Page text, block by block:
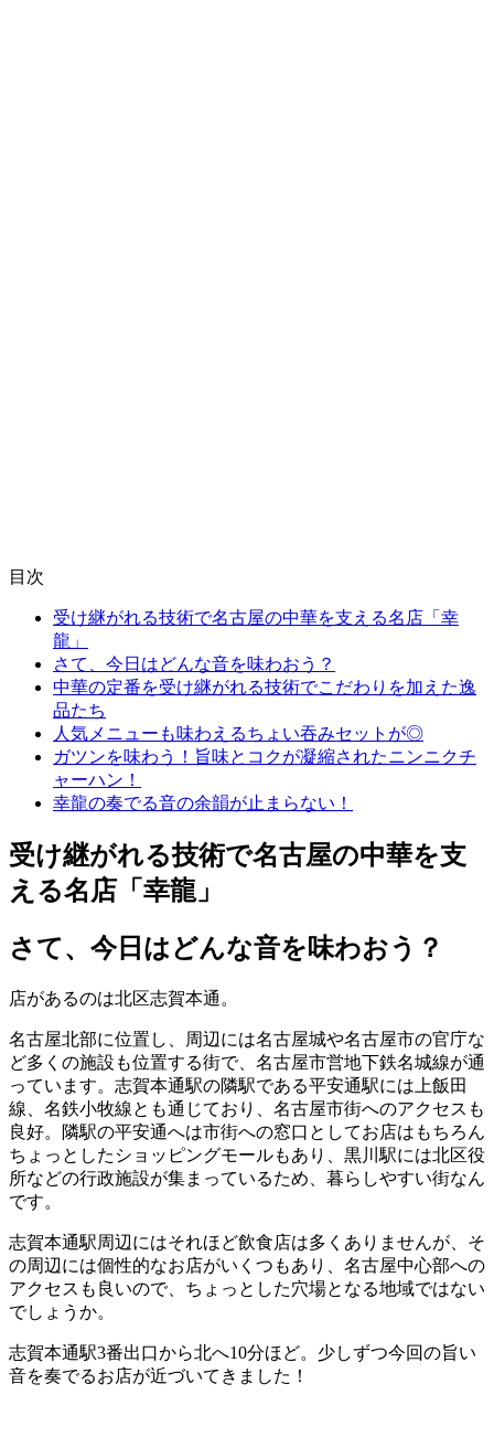
目次
受け継がれる技術で名古屋の中華を支える名店「幸
龍」
さて、今日はどんな音を味わおう？
中華の定番を受け継がれる技術でこだわりを加えた逸
品たち
人気メニューも味わえるちょい吞みセットが◎
ガツンを味わう！旨味とコクが凝縮されたニンニクチ
ャーハン！
幸龍の奏でる音の余韻が止まらない！
受け継がれる技術で名古屋の中華を支
える名店「幸龍」
さて、今日はどんな音を味わおう？
店があるのは北区志賀本通。
名古屋北部に位置し、周辺には名古屋城や名古屋市の官庁な
ど多くの施設も位置する街で、名古屋市営地下鉄名城線が通
っています。志賀本通駅の隣駅である平安通駅には上飯田
線、名鉄小牧線とも通じており、名古屋市街へのアクセスも
良好。隣駅の平安通へは市街への窓口としてお店はもちろん
ちょっとしたショッピングモールもあり、黒川駅には北区役
所などの行政施設が集まっているため、暮らしやすい街なん
です。
志賀本通駅周辺にはそれほど飲食店は多くありませんが、そ
の周辺には個性的なお店がいくつもあり、名古屋中心部への
アクセスも良いので、ちょっとした穴場となる地域ではない
でしょうか。
志賀本通駅3番出口から北へ10分ほど。少しずつ今回の旨い
音を奏でるお店が近づいてきました！